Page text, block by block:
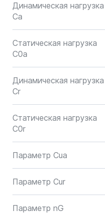
Динамическая нагрузка
Ca
Статическая нагрузка
C0a
Динамическая нагрузка
Cr
Статическая нагрузка
C0r
Параметр Cua
Параметр Cur
Параметр nG